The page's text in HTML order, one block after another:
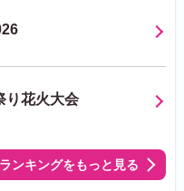
り花火大会
ランキングをもっと見る